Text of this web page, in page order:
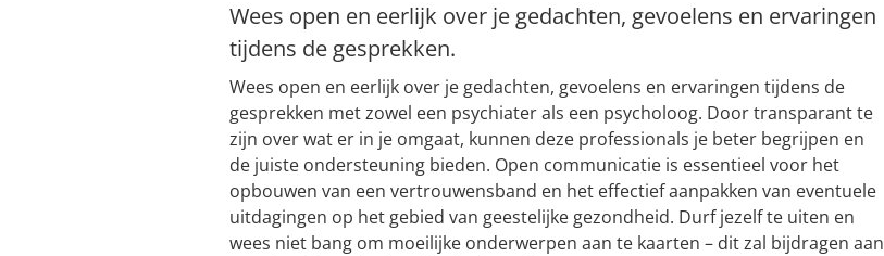
Wees open en eerlijk over je gedachten, gevoelens en ervaringen
tijdens de gesprekken.
Wees open en eerlijk over je gedachten, gevoelens en ervaringen tijdens de
gesprekken met zowel een psychiater als een psycholoog. Door transparant te
zijn over wat er in je omgaat, kunnen deze professionals je beter begrijpen en
de juiste ondersteuning bieden. Open communicatie is essentieel voor het
opbouwen van een vertrouwensband en het effectief aanpakken van eventuele
uitdagingen op het gebied van geestelijke gezondheid. Durf jezelf te uiten en
wees niet bang om moeilijke onderwerpen aan te kaarten – dit zal bijdragen aan